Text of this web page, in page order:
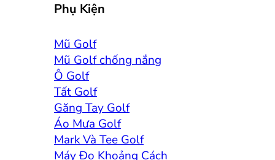
Phụ Kiện
Mũ Golf
Mũ Golf chống nắng
Ô Golf
Tất Golf
Găng Tay Golf
Áo Mưa Golf
Mark Và Tee Golf
Máy Đo Khoảng Cách